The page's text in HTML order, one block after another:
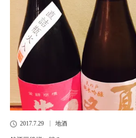
2017.7.29 地酒